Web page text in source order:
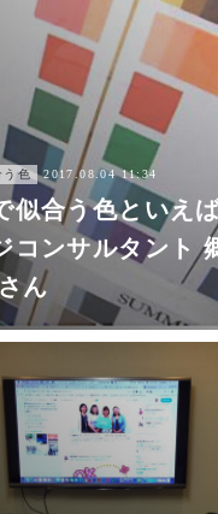
う色 2017.08.04 11:34
似合う色といえ
コンサルタント
ん